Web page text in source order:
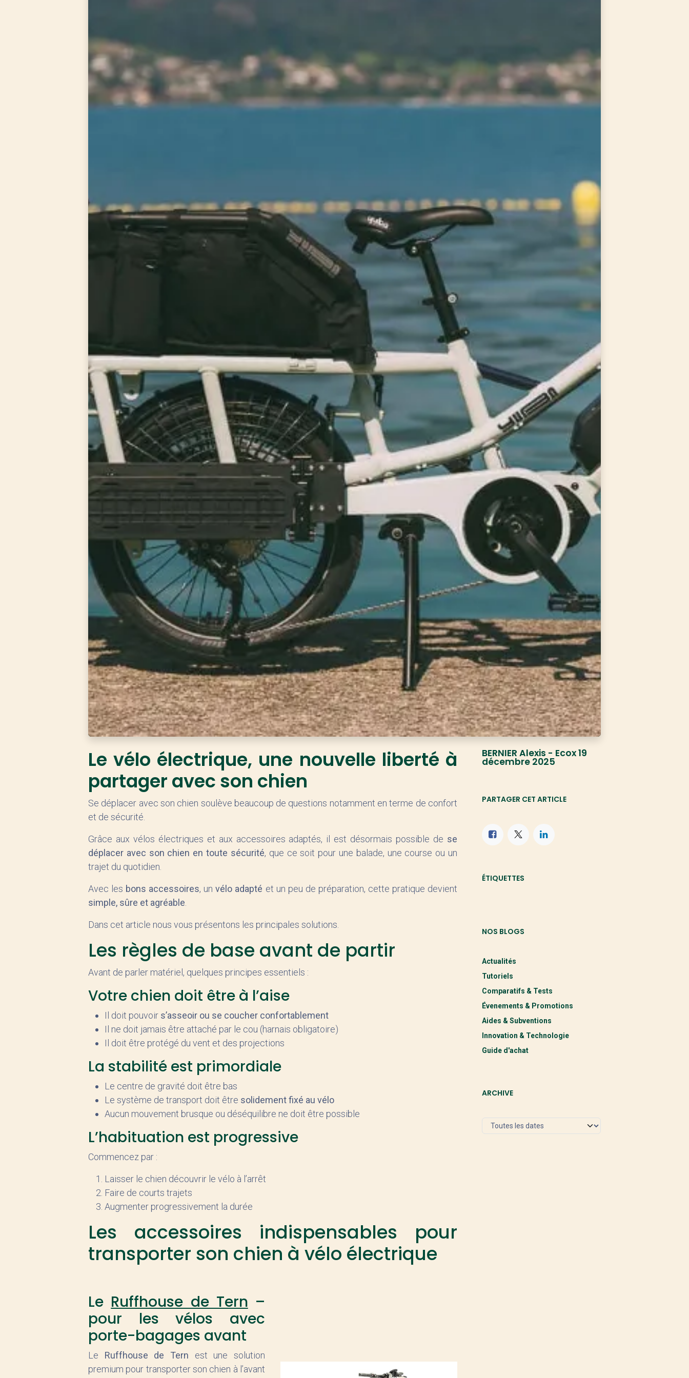
Le vélo électrique, une nouvelle liberté à
partager avec son chien
Se déplacer avec son chien soulève beaucoup de questions notamment en terme de confort
et de sécurité.
Grâce aux vélos électriques et aux accessoires adaptés, il est désormais possible de se
déplacer avec son chien en toute sécurité, que ce soit pour une balade, une course ou un
trajet du quotidien.
Avec les bons accessoires, unvélo adapté et un peu de préparation, cette pratique devient
simple, sûre et agréable
Dans cet article nous vous présentons les principales solutions.
Les règles de base avant de partir
Avant de parler matériel, quelques principes essentiels :
Votre chien doit être à l’aise
Il doit pouvoir s’asseoir ou se coucher confortablement
Il ne doit jamais être attaché par le cou (harnais obligatoire)
Il doit être protégé du vent et des projections
La stabilité est primordiale
Le centre de gravité doit être bas
Le système de transport doit être solidement fixé au vélo
Aucun mouvement brusque ou déséquilibre ne doit être possible
L’habituation est progressive
Commencez par :
Laisser le chien découvrir le vélo à l’arrêt
Faire de courts trajets
Augmenter progressivement la durée
Les accessoires indispensables pour
transporter son chien à vélo électrique
Le Ruffhouse de Tern –
pour les vélos avec
porte-bagages avant
Le Ruffhouse de Tern est une solution
premium pour transporter son chien à l’avant
BERNIER Alexis - Ecox19
décembre 2025
PARTAGER CET ARTICLE
ÉTIQUETTES
NOS BLOGS
Actualités
Tutoriels
Comparatifs & Tests
Évenements & Promotions
Aides & Subventions
Innovation & Technologie
Guide d'achat
ARCHIVE